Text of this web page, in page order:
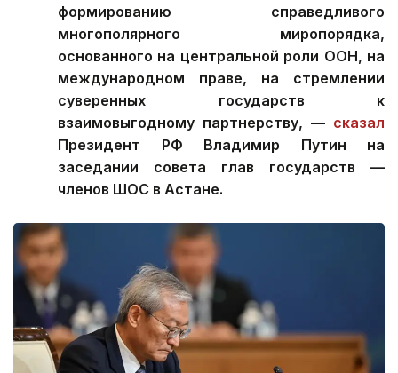
формированию справедливого
многополярного миропорядка,
основанного на центральной роли ООН, на
международном праве, на стремлении
суверенных государств к
взаимовыгодному партнерству, — сказал
Президент РФ Владимир Путин на
заседании совета глав государств —
членов ШОС в Астане.